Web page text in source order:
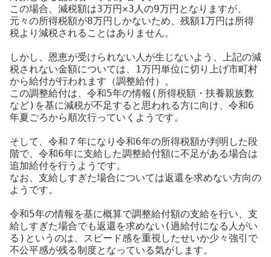
この場合、減税額は3万円✕3人の9万円となりますが、
元々の所得税額が8万円しかないため、残額1万円は所得
税より減税されることはありません。
しかし、恩恵が受けられない人が生じないよう、上記の減
税されない金額については、1万円単位に切り上げ市町村
から給付が行われます（調整給付）。
この調整給付は、令和5年の情報(所得税額・扶養親族数
など)を基に減税が不足すると思われる方に向け、令和6
年夏ごろから順次行っていくようです。
そして、令和７年になり令和6年の所得税額が判明した段
階で、令和6年に支給した調整給付額に不足がある場合は
追加給付を行うようです。
なお、支給しすぎた場合については返還を求めない方向の
ようです。
令和5年の情報を基に概算で調整給付額の支給を行い、支
給しすぎた場合でも返還を求めない(過給付になる人がい
る)というのは、スピード感を重視したせいか少々強引で
不公平感が残る制度となっている気がします。